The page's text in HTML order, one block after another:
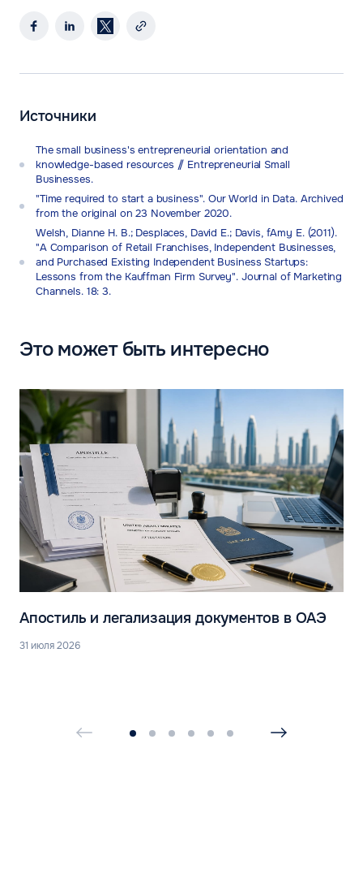
Источники
The small business's entrepreneurial orientation and
knowledge-based resources // Entrepreneurial Small
Businesses.
"Time required to start a business". Our World in Data. Archived
from the original on 23 November 2020.
Welsh, Dianne H. B.; Desplaces, David E.; Davis, fAmy E. (2011).
"A Comparison of Retail Franchises, Independent Businesses,
and Purchased Existing Independent Business Startups:
Lessons from the Kauffman Firm Survey". Journal of Marketing
Channels. 18: 3.
Это может быть интересно
Апостиль и легализация документов в ОАЭ
31 июля 2026